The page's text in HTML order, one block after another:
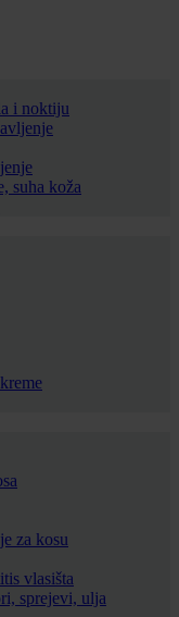
i noktiju
suha koža
za kosu
vlasišta
sprejevi, ulja